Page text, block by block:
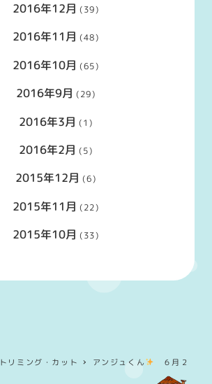
2016年12月 (39)
2016年11月 (48)
2016年10月 (65)
2016年9月 (29)
2016年3月 (1)
2016年2月 (5)
2015年12月 (6)
2015年11月 (22)
2015年10月 (33)
トリミング・カット アンジュくん
６月２